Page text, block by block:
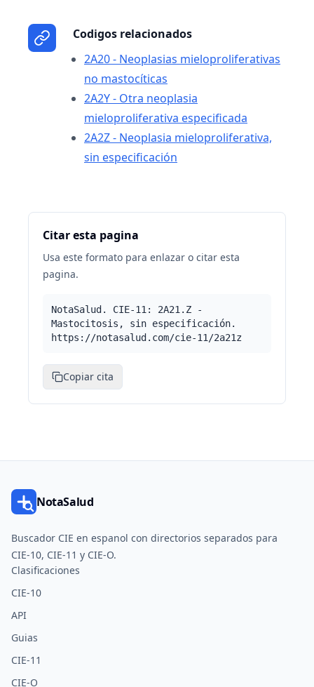
Codigos relacionados
2A20 - Neoplasias mieloproliferativas
no mastocíticas
2A2Y - Otra neoplasia
mieloproliferativa especificada
2A2Z - Neoplasia mieloproliferativa,
sin especificación
Citar esta pagina
Usa este formato para enlazar o citar esta
pagina.
NotaSalud. CIE-11: 2A21.Z -
Mastocitosis, sin especificación.
https://notasalud.com/cie-11/2a21z
Copiar cita
NotaSalud
Buscador CIE en espanol con directorios separados para
CIE-10, CIE-11 y CIE-O.
Clasificaciones
CIE-10
API
Guias
CIE-11
CIE-O